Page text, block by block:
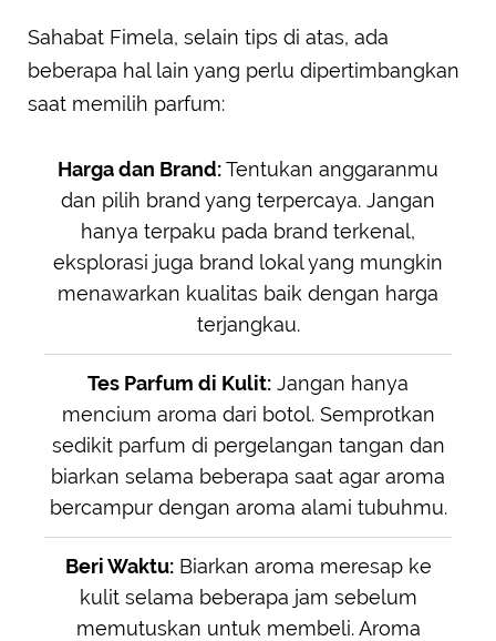
Sahabat Fimela, selain tips di atas, ada
beberapa hal lain yang perlu dipertimbangkan
saat memilih parfum:
Harga dan Brand:Tentukan anggaranmu
dan pilih brand yang terpercaya. Jangan
hanya terpaku pada brand terkenal,
eksplorasi juga brand lokal yang mungkin
menawarkan kualitas baik dengan harga
terjangkau.
Tes Parfum di Kulit: Jangan hanya
mencium aroma dari botol. Semprotkan
sedikit parfum di pergelangan tangan dan
biarkan selama beberapa saat agar aroma
bercampur dengan aroma alami tubuhmu.
Beri Waktu:Biarkan aroma meresap ke
kulit selama beberapa jam sebelum
memutuskan untuk membeli. Aroma